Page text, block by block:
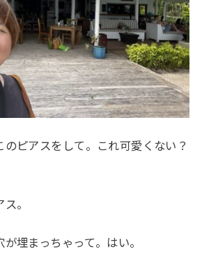
のピアスをして。これ可愛くない？
。
が埋まっちゃって。はい。